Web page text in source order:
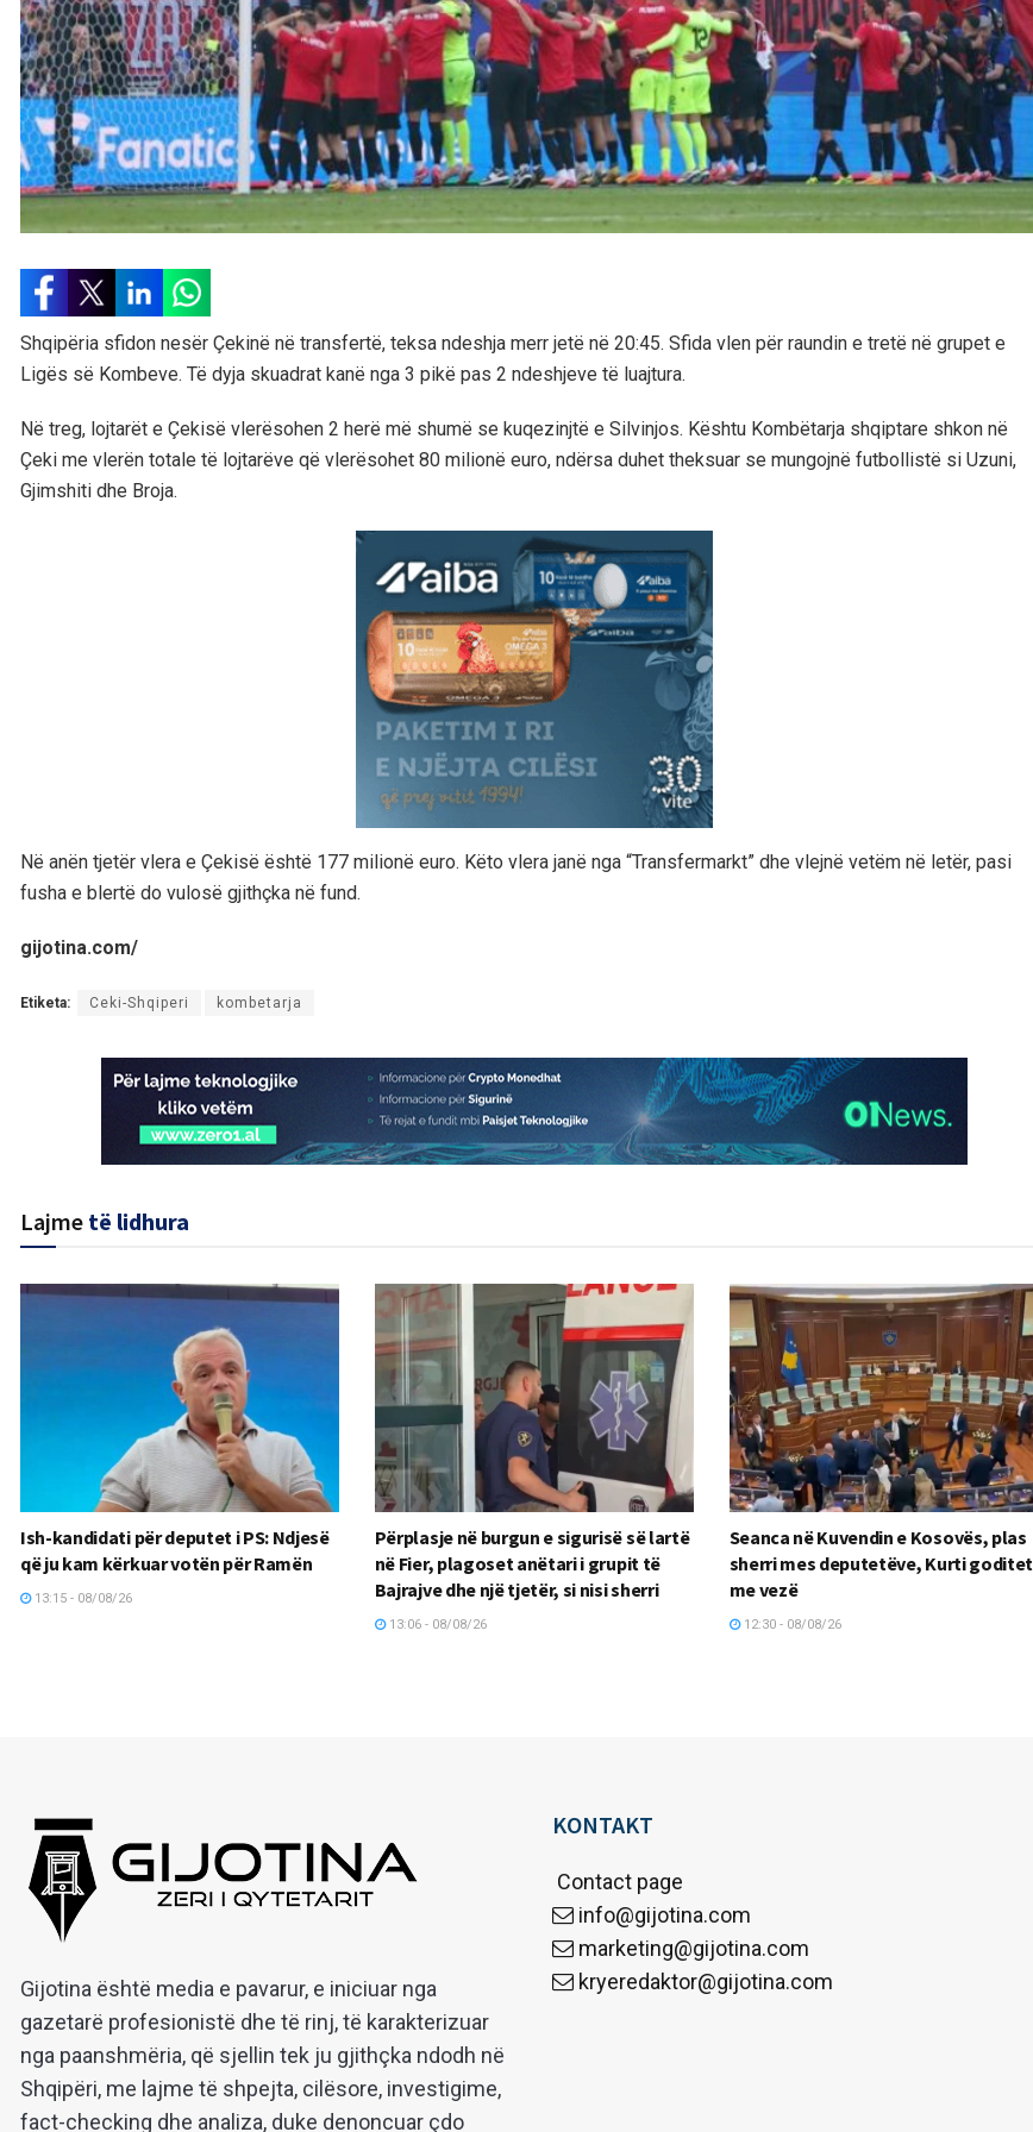
Shqipëria sfidon nesër Çekinë në transfertë, teksa ndeshja merr jetë në 20:45. Sfida vlen për raundin e tretë në grupet e
Ligës së Kombeve. Të dyja skuadrat kanë nga 3 pikë pas 2 ndeshjeve të luajtura.
Në treg, lojtarët e Çekisë vlerësohen 2 herë më shumë se kuqezinjtë e Silvinjos. Kështu Kombëtarja shqiptare shkon në
Çeki me vlerën totale të lojtarëve që vlerësohet 80 milionë euro, ndërsa duhet theksuar se mungojnë futbollistë si Uzuni,
Gjimshiti dhe Broja.
Në anën tjetër vlera e Çekisë është 177 milionë euro. Këto vlera janë nga “Transfermarkt” dhe vlejnë vetëm në letër, pasi
fusha e blertë do vulosë gjithçka në fund.
gijotina.com/
Etiketa: Ceki-Shqiperi kombetarja
Lajme të lidhura
Ish-kandidati për deputet i PS: Ndjesë
që ju kam kërkuar votën për Ramën
13:15 - 08/08/26
Përplasje në burgun e sigurisë së lartë
në Fier, plagoset anëtari i grupit të
Bajrajve dhe një tjetër, si nisi sherri
13:06 - 08/08/26
Seanca në Kuvendin e Kosovës, plas
sherri mes deputetëve, Kurti goditet
me vezë
12:30 - 08/08/26
Gijotina është media e pavarur, e iniciuar nga
gazetarë profesionistë dhe të rinj, të karakterizuar
nga paanshmëria, që sjellin tek ju gjithçka ndodh në
Shqipëri, me lajme të shpejta, cilësore, investigime,
fact-checking dhe analiza, duke denoncuar çdo
KONTAKT
Contact page
info@gijotina.com
marketing@gijotina.com
kryeredaktor@gijotina.com